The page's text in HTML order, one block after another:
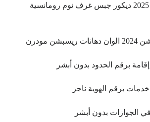
ديكورات غرف نوم 2025 ديكور جبس غرف نوم رومانسية
مودرن
برقم الحدود بدون أبشر
برقم الهوية ناجز
الجوازات بدون أبشر